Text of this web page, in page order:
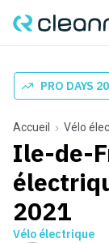
PRO DAYS
Accueil Vélo
Ile-de-
2021
Vélo électrique